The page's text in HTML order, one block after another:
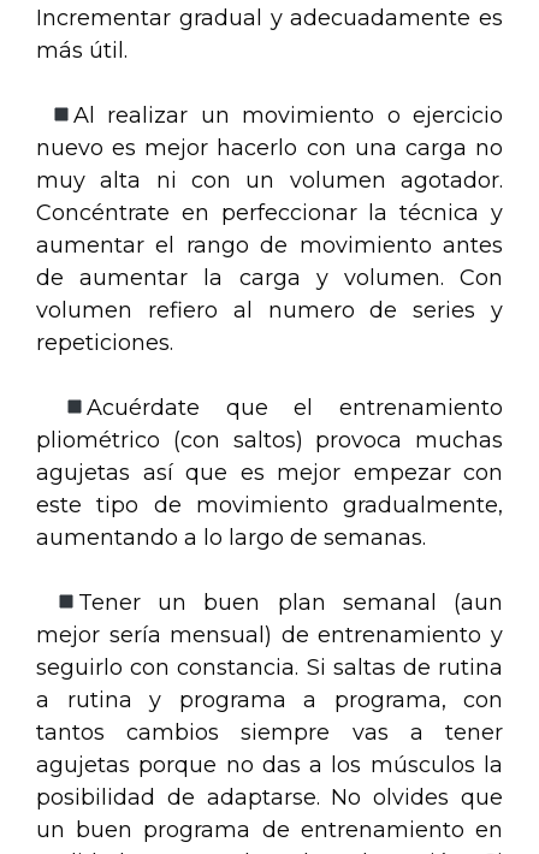
Incrementar gradual y adecuadamente es
más útil.
Al realizar un movimiento o ejercicio
nuevo es mejor hacerlo con una carga no
muy alta ni con un volumen agotador.
Concéntrate en perfeccionar la técnica y
aumentar el rango de movimiento antes
de aumentar la carga y volumen. Con
volumen refiero al numero de series y
repeticiones.
Acuérdate que el entrenamiento
pliométrico (con saltos) provoca muchas
agujetas así que es mejor empezar con
este tipo de movimiento gradualmente,
aumentando a lo largo de semanas.
Tener un buen plan semanal (aun
mejor sería mensual) de entrenamiento y
seguirlo con constancia. Si saltas de rutina
a rutina y programa a programa, con
tantos cambios siempre vas a tener
agujetas porque no das a los músculos la
posibilidad de adaptarse. No olvides que
un buen programa de entrenamiento en